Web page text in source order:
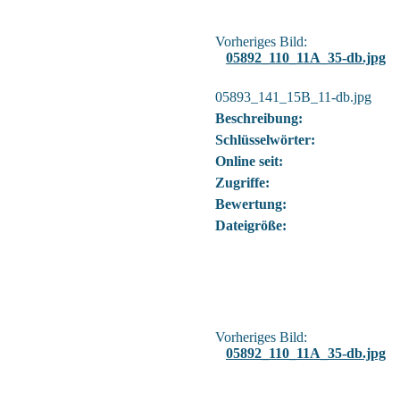
Vorheriges Bild:
05892_110_11A_35-db.jpg
05893_141_15B_11-db.jpg
Beschreibung:
Schlüsselwörter:
Online seit:
Zugriffe:
Bewertung:
Dateigröße:
Vorheriges Bild:
05892_110_11A_35-db.jpg